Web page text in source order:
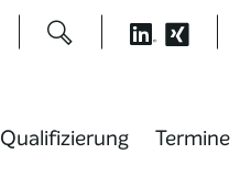
Qualifizierung Termine